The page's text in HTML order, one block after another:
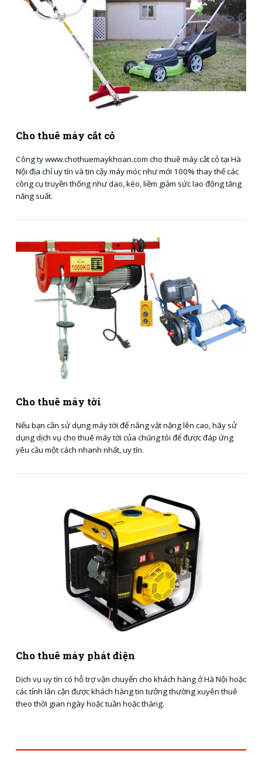
Cho thuê máy cắt cỏ
Công ty www.chothuemaykhoan.com cho thuê máy cắt cỏ tại Hà
Nội địa chỉ uy tín và tin cậy máy móc như mới 100% thay thế các
công cụ truyền thống như dao, kéo, liềm giảm sức lao động tăng
năng suất.
Cho thuê máy tời
Nếu bạn cần sử dụng máy tời để nâng vật nặng lên cao, hãy sử
dụng dịch vụ cho thuê máy tời của chúng tôi để được đáp ứng
yêu cầu một cách nhanh nhất, uy tín.
Cho thuê máy phát điện
Dịch vụ uy tín có hỗ trợ vận chuyển cho khách hàng ở Hà Nội hoặc
các tỉnh lân cận được khách hàng tin tưởng thường xuyên thuê
theo thời gian ngày hoặc tuần hoặc tháng.